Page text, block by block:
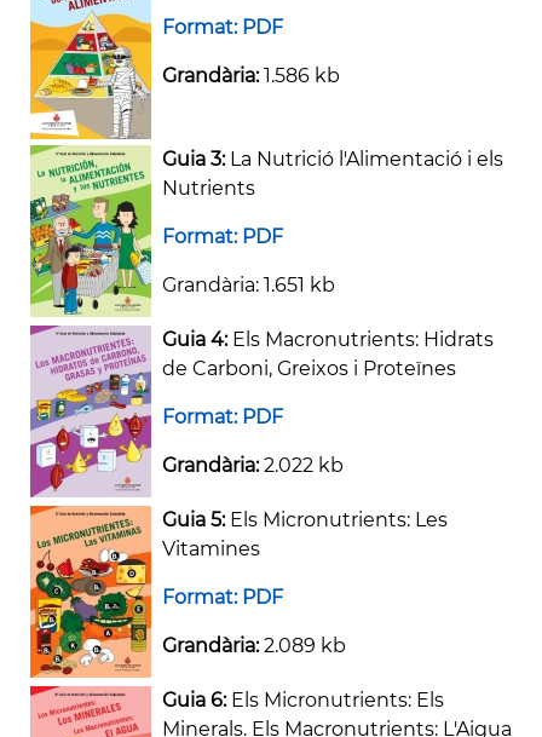
Format: PDF
Grandària:1.586 kb
Guia 3:La Nutrició l'Alimentació i els
Nutrients
Format: PDF
Grandària: 1.651 kb
Guia 4:Els Macronutrients: Hidrats
de Carboni, Greixos i Proteïnes
Format: PDF
Grandària:2.022 kb
Guia 5:Els Micronutrients: Les
Vitamines
Format: PDF
Grandària:2.089 kb
Guia 6:Els Micronutrients: Els
Minerals. Els Macronutrients: L'Aigua